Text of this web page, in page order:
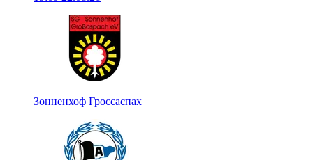
Зонненхоф Гроссаспах